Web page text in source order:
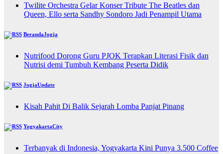
Twilite Orchestra Gelar Konser Tribute The Beatles dan
Queen, Ello serta Sandhy Sondoro Jadi Penampil Utama
BerandaJogja
Nutrifood Dorong Guru PJOK Terapkan Literasi Fisik dan
Nutrisi demi Tumbuh Kembang Peserta Didik
JogjaUpdate
Kisah Pahit Di Balik Sejarah Lomba Panjat Pinang
YogyakartaCity
Terbanyak di Indonesia, Yogyakarta Kini Punya 3.500 Coffee